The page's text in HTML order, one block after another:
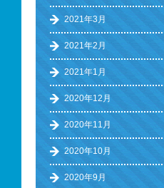
2021年3月
2021年2月
2021年1月
2020年12月
2020年11月
2020年10月
2020年9月